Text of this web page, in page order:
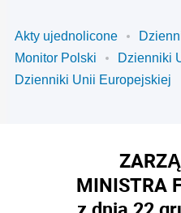
Akty ujednolicone
Monitor Polski
Dzienniki
Dzienniki Unii Europejskiej
MINISTRA